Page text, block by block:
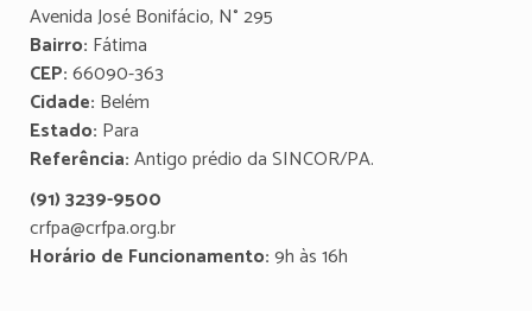
Avenida José Bonifácio, N° 295
Bairro: Fátima
CEP:66090-363
Cidade: Belém
Estado: Para
Referência:Antigo prédio da SINCOR/PA.
(91) 3239-9500
crfpa@crfpa.org.br
Horário de Funcionamento:9h às 16h